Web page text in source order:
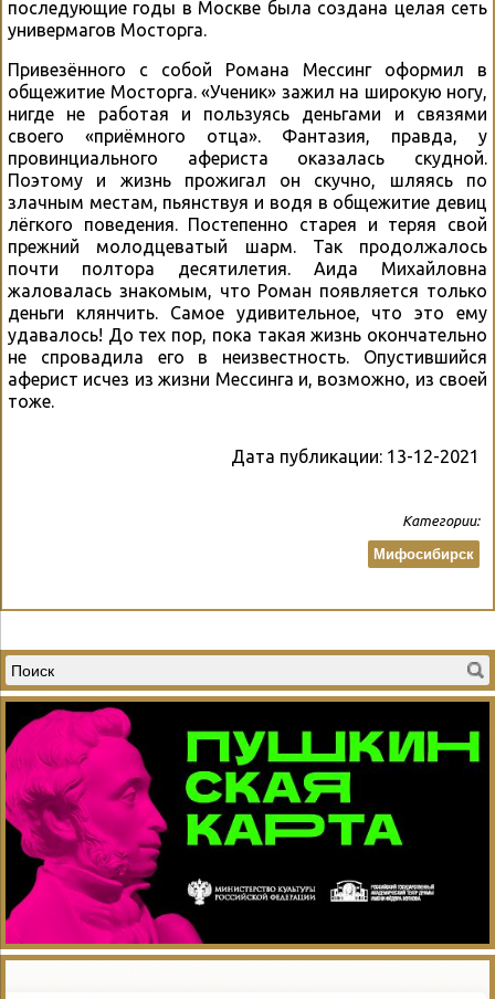
последующие годы в Москве была создана целая сеть
универмагов Мосторга.
Привезённого с собой Романа Мессинг оформил в
общежитие Мосторга. «Ученик» зажил на широкую ногу,
нигде не работая и пользуясь деньгами и связями
своего «приёмного отца». Фантазия, правда, у
провинциального афериста оказалась скудной.
Поэтому и жизнь прожигал он скучно, шляясь по
злачным местам, пьянствуя и водя в общежитие девиц
лёгкого поведения. Постепенно старея и теряя свой
прежний молодцеватый шарм. Так продолжалось
почти полтора десятилетия. Аида Михайловна
жаловалась знакомым, что Роман появляется только
деньги клянчить. Самое удивительное, что это ему
удавалось! До тех пор, пока такая жизнь окончательно
не спровадила его в неизвестность. Опустившийся
аферист исчез из жизни Мессинга и, возможно, из своей
тоже.
Дата публикации: 13-12-2021
Категории:
Мифосибирск